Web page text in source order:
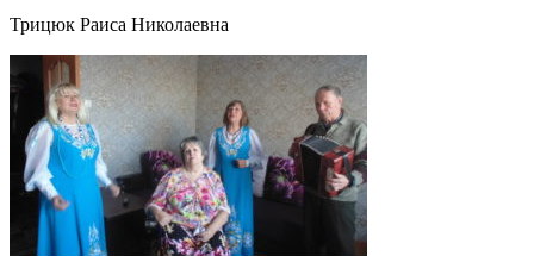
Трицюк Раиса Николаевна